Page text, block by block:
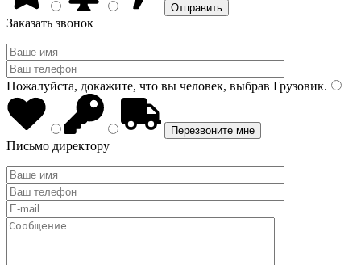
Заказать звонок
Пожалуйста, докажите, что вы человек, выбрав Грузовик.
Письмо директору